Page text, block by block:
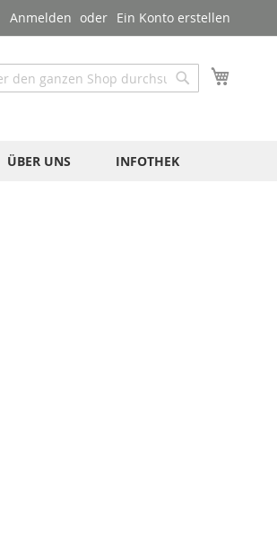
Anmelden Ein Konto erstellen
ÜBER UNS INFOTHEK